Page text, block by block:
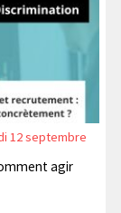
12 septembre
agir